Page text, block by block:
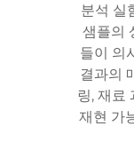
분석 실
샘플의
들이 의
결과의
링, 재료
재현 가